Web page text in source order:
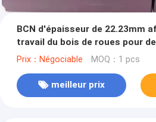
BCN d'épaisseur de 22.23mm
travail du bois de roues pour
Prix：Négociable MOQ：1 pcs
meilleur prix